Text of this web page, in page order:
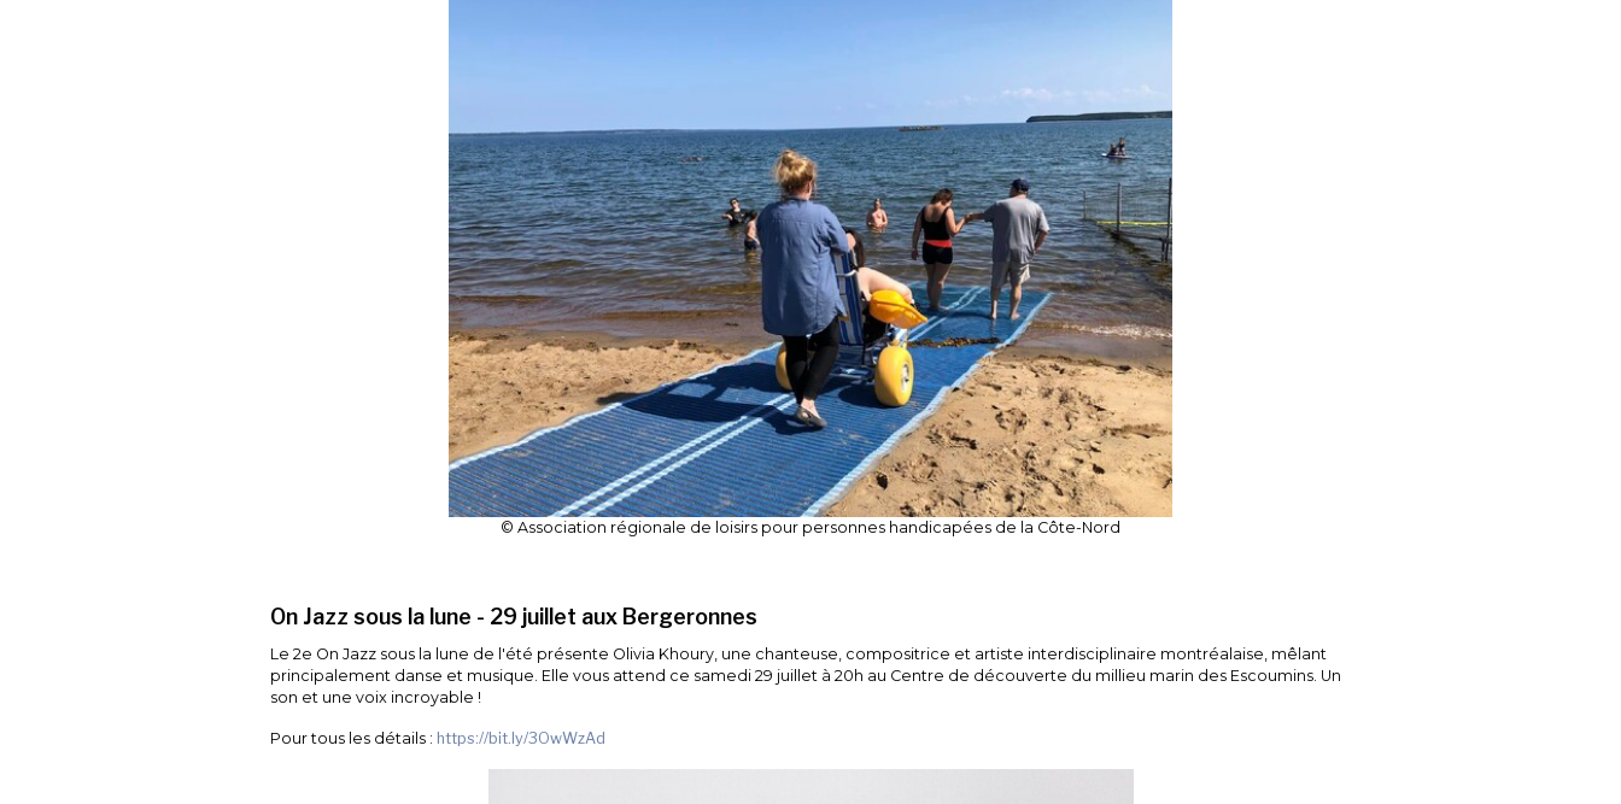
© Association régionale de loisirs pour personnes handicapées de la Côte-Nord
On Jazz sous la lune - 29 juillet aux Bergeronnes
Le 2e On Jazz sous la lune de l'été présente Olivia Khoury, une chanteuse, compositrice et artiste interdisciplinaire montréalaise, mêlant
principalement danse et musique. Elle vous attend ce samedi 29 juillet à 20h au Centre de découverte du millieu marin des Escoumins. Un
son et une voix incroyable !
Pour tous les détails : https://bit.ly/3OwWzAd